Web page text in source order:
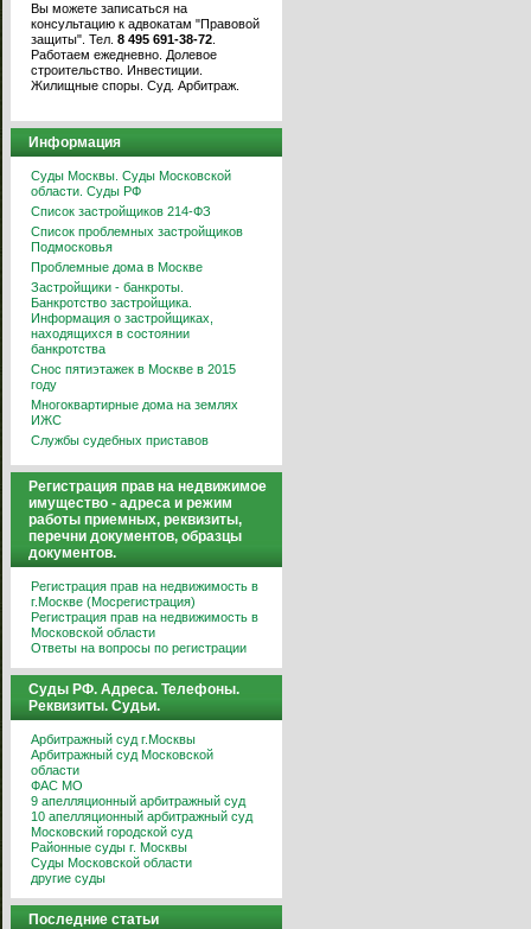
Вы можете записаться на
консультацию к адвокатам "Правовой
защиты". Тел. 8 495 691-38-72
Работаем ежедневно. Долевое
строительство. Инвестиции.
Жилищные споры. Суд. Арбитраж.
Информация
Суды Москвы. Суды Московской
области. Суды РФ
Список застройщиков 214-ФЗ
Список проблемных застройщиков
Подмосковья
Проблемные дома в Москве
Застройщики - банкроты.
Банкротство застройщика.
Информация о застройщиках,
находящихся в состоянии
банкротства
Снос пятиэтажек в Москве в 2015
году
Многоквартирные дома на землях
ИЖС
Службы судебных приставов
Регистрация прав на недвижимое
имущество - адреса и режим
работы приемных, реквизиты,
перечни документов, образцы
документов.
Регистрация прав на недвижимость в
г.Москве (Мосрегистрация)
Регистрация прав на недвижимость в
Московской области
Ответы на вопросы по регистрации
Суды РФ. Адреса. Телефоны.
Реквизиты. Судьи.
Арбитражный суд г.Москвы
Арбитражный суд Московской
области
ФАС МО
9 апелляционный арбитражный суд
10 апелляционный арбитражный суд
Московский городской суд
Районные суды г. Москвы
Суды Московской области
другие суды
Последние статьи